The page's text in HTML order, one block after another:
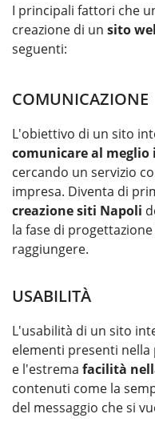
I principali fattori che
creazione di un sito
seguenti:
COMUNICAZIONE
L'obiettivo di un sito
comunicare al meglio
cercando un servizio
impresa. Diventa di
creazione siti Napoli
la fase di
raggiungere.
USABILITÀ
L'usabilità di un sito
elementi presenti
e l'estrema facilità
contenuti come la
del messaggio che si